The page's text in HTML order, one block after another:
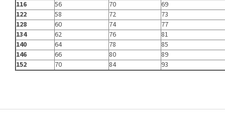
116
56 70
69
122
58 72
73
128
60 74
77
134
62 76
81
140
64 78
85
146
66 80
89
152
70 84 93